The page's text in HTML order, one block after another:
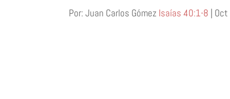
Por: Juan Carlos Gómez Isaías 40:1-8 |